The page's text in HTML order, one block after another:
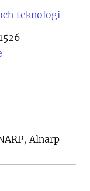
teknologi
Alnarp